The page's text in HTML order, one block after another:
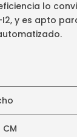
lo
I2, y es apto
CM